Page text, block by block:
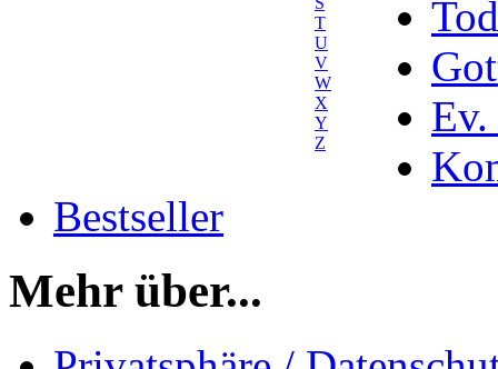
T
U
V
W
X
Y
Z
Ev.
Bestseller
Mehr über...